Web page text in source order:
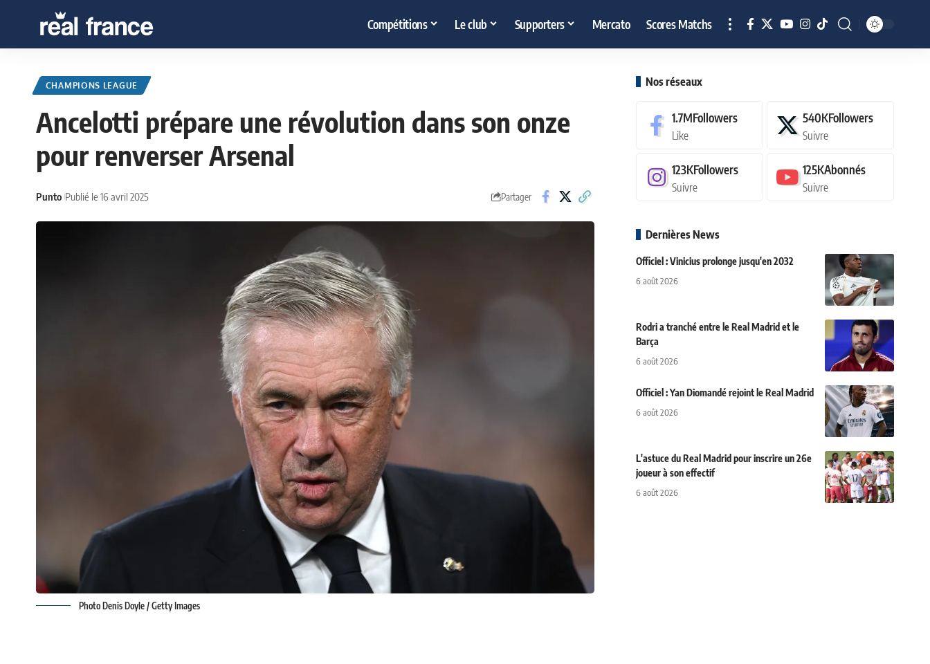
Compétitions Le club Supporters Mercato Scores Matchs
CHAMPIONS LEAGUE
Ancelotti prépare une révolution dans son onze
pour renverser Arsenal
Punto Publié le 16 avril 2025 Partager
Photo Denis Doyle / Getty Images
Nos réseaux
1.7MFollowers
Like
540KFollowers
Suivre
123KFollowers
Suivre
125KAbonnés
Suivre
Dernières News
Officiel : Vinicius prolonge jusqu'en 2032
6 août 2026
Rodri a tranché entre le Real Madrid et le
Barça
6 août 2026
Officiel : Yan Diomandé rejoint le Real Madrid
6 août 2026
L'astuce du Real Madrid pour inscrire un 26e
joueur à son effectif
6 août 2026